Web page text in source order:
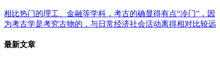
相比热门的理工、金融等学科，考古的确显得有点“冷门”，因
为考古学是考究古物的，与日常经济社会活动离得相对比较远
最新文章